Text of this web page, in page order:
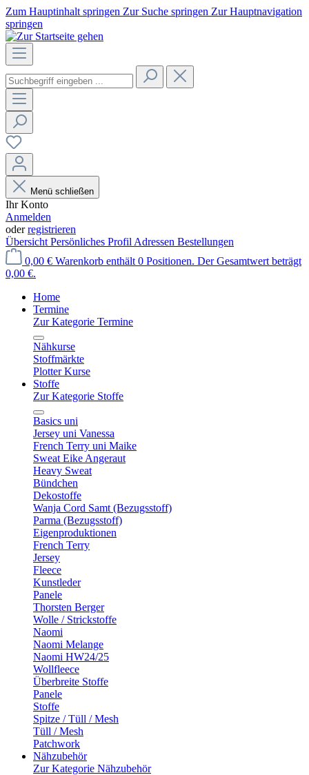
Zum Hauptinhalt springen Zur Suche springen Zur Hauptnavigation
springen
Menü schließen
Ihr Konto
Anmelden
oderregistrieren
Übersicht Persönliches Profil Adressen Bestellungen
0,00 € Warenkorb enthält 0 Positionen. Der Gesamtwert beträgt
0,00 €.
Home
Termine
Zur Kategorie Termine
Nähkurse
Stoffmärkte
Plotter Kurse
Stoffe
Zur Kategorie Stoffe
Basics uni
Jersey uni Vanessa
French Terry uni Maike
Sweat Eike Angeraut
Heavy Sweat
Bündchen
Dekostoffe
Wanja Cord Samt (Bezugsstoff)
Parma (Bezugsstoff)
Eigenproduktionen
French Terry
Jersey
Fleece
Kunstleder
Panele
Thorsten Berger
Wolle / Strickstoffe
Naomi
Naomi Melange
Naomi HW24/25
Wollfleece
Überbreite Stoffe
Panele
Stoffe
Spitze / Tüll / Mesh
Tüll / Mesh
Patchwork
Nähzubehör
Zur Kategorie Nähzubehör